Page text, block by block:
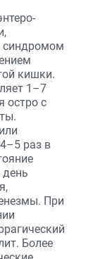
синдромом
кишки.
1–7
остро с
раз в
При
Более